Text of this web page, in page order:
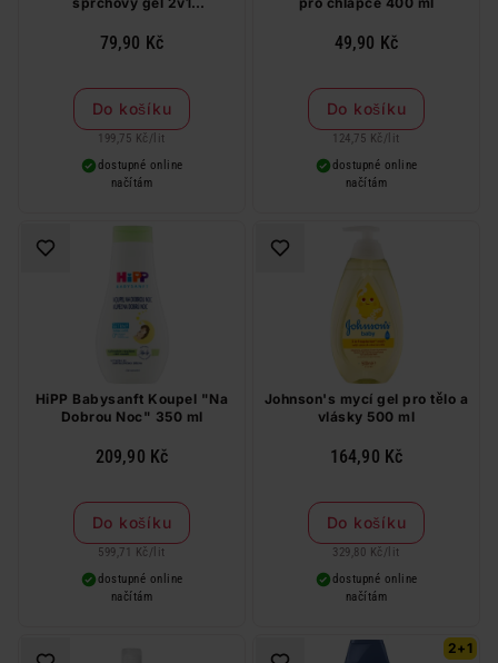
400 ml
79,90 Kč
Do košíku
199,75 Kč / lit
dostupné online
načítám
49,90 Kč
Do košíku
124,75 Kč / lit
dostupné online
načítám
HiPP Babysanft Koupel "Na
Dobrou Noc" 350 ml
209,90 Kč
Do košíku
599,71 Kč / lit
dostupné online
načítám
Johnson's mycí gel pro tělo a
vlásky 500 ml
164,90 Kč
Do košíku
329,80 Kč / lit
dostupné online
načítám
2+1